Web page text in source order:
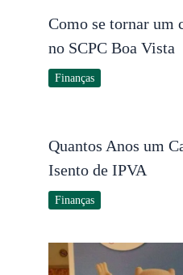
Como se tornar um
no SCPC Boa Vista
Finanças
Quantos Anos um
Isento de IPVA
Finanças